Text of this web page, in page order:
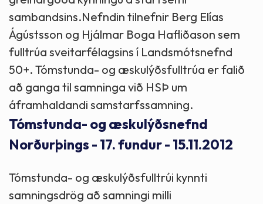
sambandsins.Nefndin tilnefnir Berg Elías
Ágústsson og Hjálmar Boga Hafliðason sem
fulltrúa sveitarfélagsins í Landsmótsnefnd
50+. Tómstunda- og æskulýðsfulltrúa er falið
að ganga til samninga við HSÞ um
áframhaldandi samstarfssamning.
Tómstunda- og æskulýðsnefnd
Norðurþings - 17. fundur - 15.11.2012
Tómstunda- og æskulýðsfulltrúi kynnti
samningsdrög að samningi milli